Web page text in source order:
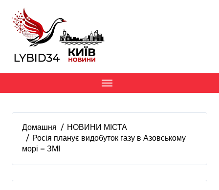
вмісту
Домашня
НОВИНИ МІСТА
Росія планує видобуток газу в Азовському
морі — ЗМІ